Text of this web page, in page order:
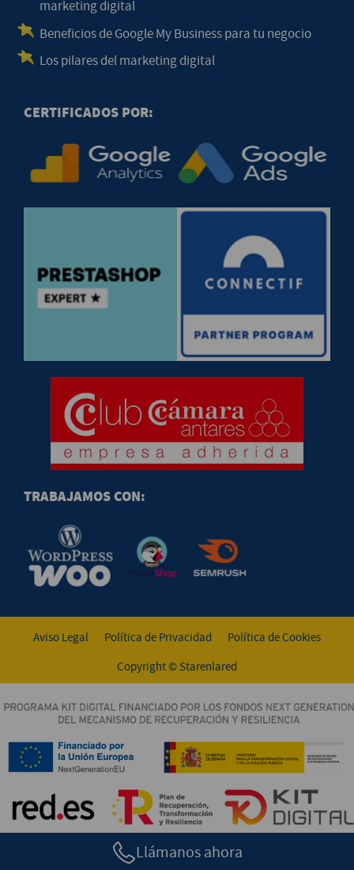
marketing digital
Beneficios de Google My Business para tu negocio
Los pilares del marketing digital
CERTIFICADOS POR:
TRABAJAMOS CON:
Aviso Legal Política de Privacidad
Política de Cookies
Copyright © Starenlared
Llámanos ahora